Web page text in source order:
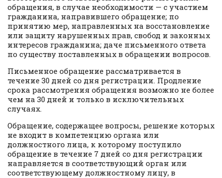
обращения, в случае необходимости — с участием
гражданина, направившего обращение; по
принятию мер, направленных на восстановление
или защиту нарушенных прав, свобод и законных
интересов гражданина; даче письменного ответа
по существу поставленных в обращении вопросов.
Письменное обращение рассматривается в
течение 30 дней со дня регистрации. Продление
срока рассмотрения обращения возможно не более
чем на 30 дней и только в исключительных
случаях.
Обращение, содержащее вопросы, решение которых
не входит в компетенцию органа или
должностного лица, к которому поступило
обращение в течение 7 дней со дня регистрации
направляется в соответствующий орган или
соответствующему должностному лицу, в